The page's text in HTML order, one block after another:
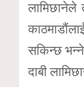
लामिछानेले
सकिन्छ भन्ने
दाबी